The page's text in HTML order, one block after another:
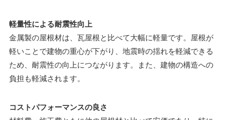
軽量性による耐震性向上
金属製の屋根材は、瓦屋根と比べて大幅に軽量です。屋根が
軽いことで建物の重心が下がり、地震時の揺れを軽減できる
ため、耐震性の向上につながります。また、建物の構造への
負担も軽減されます。
コストパフォーマンスの良さ